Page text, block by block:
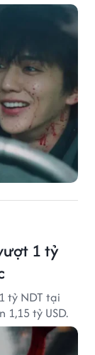
1 tỷ
tỷ NDT tại
tỷ USD.